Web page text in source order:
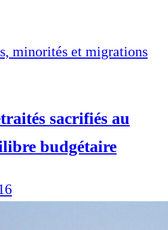
minorités et migrations
sacrifiés au
budgétaire